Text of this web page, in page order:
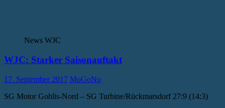
News WJC
WJC: Starker Saisonauftakt
17. September 2017 MoGoNo
SG Motor Gohlis-Nord – SG Turbine/Rückmarsdorf 27:9 (14:3)